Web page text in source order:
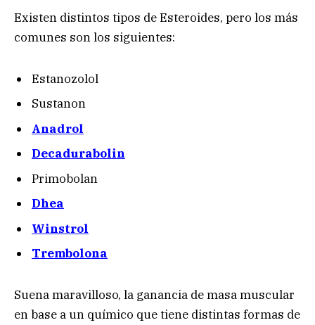
Existen distintos tipos de Esteroides, pero los más
comunes son los siguientes:
Estanozolol
Sustanon
Anadrol
Decadurabolin
Primobolan
Dhea
Winstrol
Trembolona
Suena maravilloso, la ganancia de masa muscular
en base a un químico que tiene distintas formas de